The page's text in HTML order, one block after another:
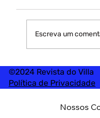
Escreva um
©2024 Revista do
Política de Privacidade
Nossos